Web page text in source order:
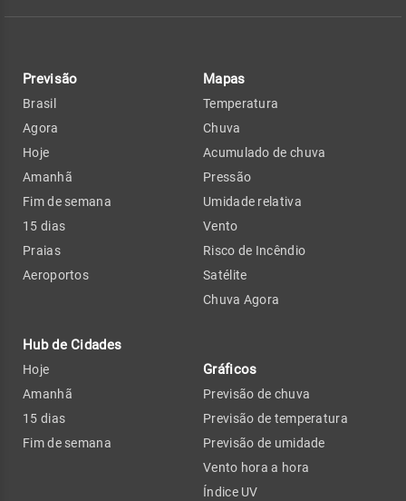
Previsão
Brasil
Agora
Hoje
Amanhã
Fim de semana
15 dias
Praias
Aeroportos
Hub de Cidades
Hoje
Amanhã
15 dias
Fim de semana
Mapas
Temperatura
Chuva
Acumulado de chuva
Pressão
Umidade relativa
Vento
Risco de Incêndio
Satélite
Chuva Agora
Gráficos
Previsão de chuva
Previsão de temperatura
Previsão de umidade
Vento hora a hora
Índice UV